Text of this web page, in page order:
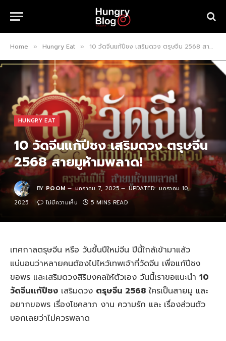
Home » Hungry Eat » 10 วัดจีนแก้ปีชง เสริมดวง ตรุษจีน 2568 สายมูห้ามพลาด!
HUNGRY EAT
10 วัดจีนแก้ปีชง เสริมดวง ตรุษจีน
2568 สายมูห้ามพลาด!
BY POOM มกราคม 7, 2025 UPDATED: มกราคม 10,
2025
ไม่มีความเห็น 5 MINS READ
เทศกาลตรุษจีน หรือ วันขึ้นปีใหม่จีน ปีนี้ใกล้เข้ามาแล้ว
แน่นอนว่าหลายคนต้องไปไหว้เทพเจ้าที่วัดจีน เพื่อแก้ปีชง
ขอพร และเสริมดวงสิริมงคลให้ตัวเอง วันนี้เราขอแนะนำ 10
วัดจีนแก้ปีชง เสริมดวง ตรุษจีน 2568 ใครเป็นสายมู และ
อยากขอพร เรื่องโชคลาภ งาน ความรัก และ เรื่องส่วนตัว
บอกเลยว่าไม่ควรพลาด